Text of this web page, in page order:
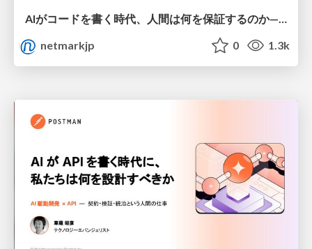
AIがコードを書く時代、人間は何を保証するのか———馬場さんと考える、開発者に求められる新しい責任と価値 - TECH PLAY
netmarkjp
0 1.3k